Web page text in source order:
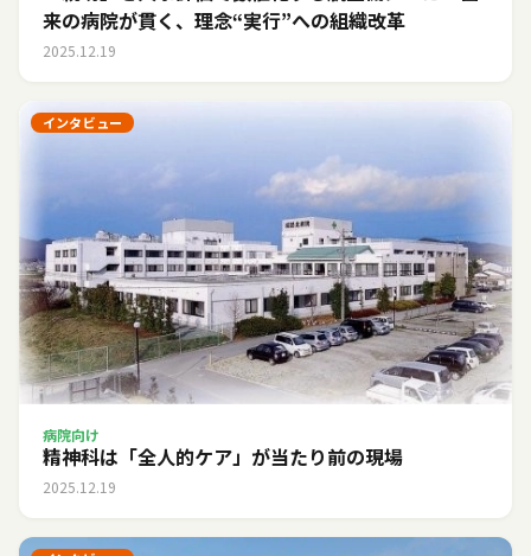
来の病院が貫く、理念“実行”への組織改革
2025.12.19
インタビュー
病院向け
精神科は「全人的ケア」が当たり前の現場
2025.12.19